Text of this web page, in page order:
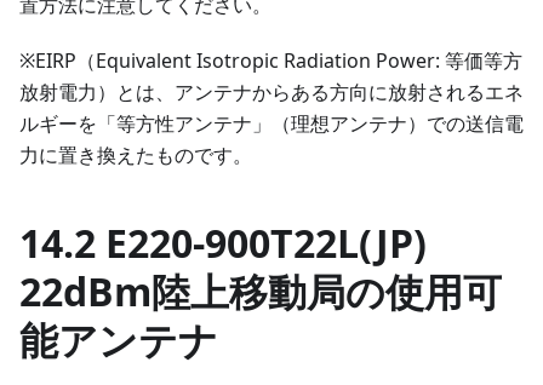
※EIRP（Equivalent Isotropic Radiation Power: 等価等方
放射電力）とは、アンテナからある方向に放射されるエネ
ルギーを「等方性アンテナ」（理想アンテナ）での送信電
力に置き換えたものです。
14.2 E220-900T22L(JP)
22dBm陸上移動局の使用可
能アンテナ